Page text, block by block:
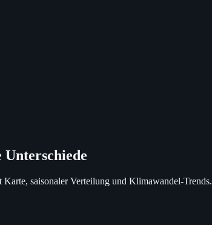
saisonaler Verteilung und Klimawandel-Trends.